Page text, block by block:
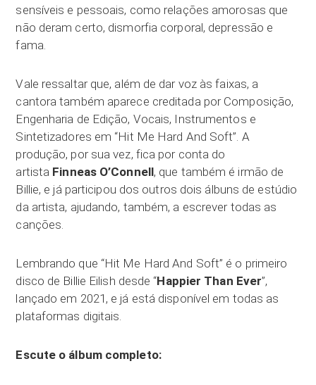
sensíveis e pessoais, como relações amorosas que
não deram certo, dismorfia corporal, depressão e
fama.
Vale ressaltar que, além de dar voz às faixas, a
cantora também aparece creditada por Composição,
Engenharia de Edição, Vocais, Instrumentos e
Sintetizadores em “Hit Me Hard And Soft”. A
produção, por sua vez, fica por conta do
artista Finneas O’Connell, que também é irmão de
Billie, e já participou dos outros dois álbuns de estúdio
da artista, ajudando, também, a escrever todas as
canções.
Lembrando que “Hit Me Hard And Soft” é o primeiro
disco de Billie Eilish desde “Happier Than Ever”,
lançado em 2021, e já está disponível em todas as
plataformas digitais.
Escute o álbum completo: